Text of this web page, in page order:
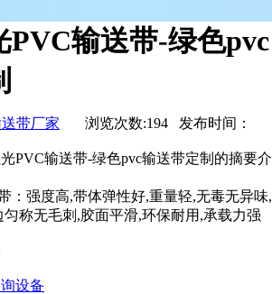
PVC输送带-绿色pvc
带厂家 浏览次数:194 发布时间：
PVC输送带-绿色pvc输送带定制的摘要介
：强度高,带体弹性好,重量轻,无毒无异味,
称无毛刺,胶面平滑,环保耐用,承载力强
设备